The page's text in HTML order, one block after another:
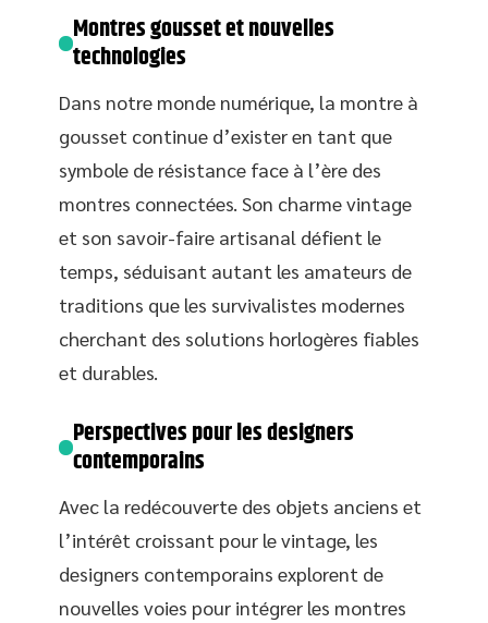
Montres gousset et nouvelles
technologies
Dans notre monde numérique, la montre à
gousset continue d’exister en tant que
symbole de résistance face à l’ère des
montres connectées. Son charme vintage
et son savoir-faire artisanal défient le
temps, séduisant autant les amateurs de
traditions que les survivalistes modernes
cherchant des solutions horlogères fiables
et durables.
Perspectives pour les designers
contemporains
Avec la redécouverte des objets anciens et
l’intérêt croissant pour le vintage, les
designers contemporains explorent de
nouvelles voies pour intégrer les montres